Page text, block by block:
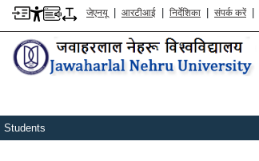
जेएनयू | आरटीआई | निर्देशिका | संपर्क करें |
Students